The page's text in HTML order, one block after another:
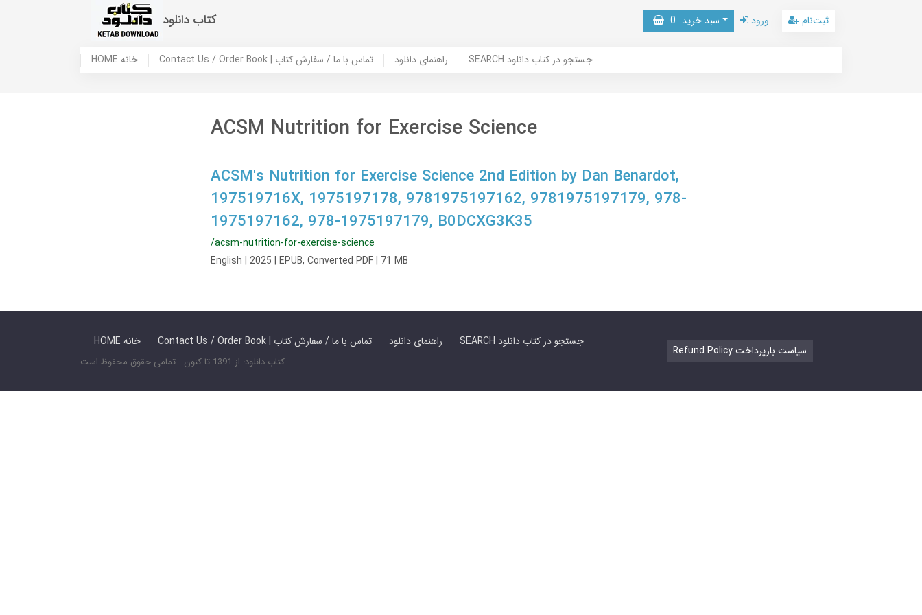
کتاب دانلود سبد خرید 0 ورود ثبت‌نام
HOME خانه Contact Us / Order Book | تماس با ما / سفارش کتاب راهنمای دانلود SEARCH جستجو در کتاب دانلود
ACSM Nutrition for Exercise Science
ACSM's Nutrition for Exercise Science 2nd Edition by Dan Benardot,
197519716X, 1975197178, 9781975197162, 9781975197179, 978-
1975197162, 978-1975197179, B0DCXG3K35
/acsm-nutrition-for-exercise-science
English | 2025 | EPUB, Converted PDF | 71 MB
HOME خانه Contact Us / Order Book | تماس با ما / سفارش کتاب راهنمای دانلود SEARCH جستجو در کتاب دانلود
کتاب دانلود: از 1391 تا کنون - تمامی حقوق محفوظ است
Refund Policy سیاست بازپرداخت